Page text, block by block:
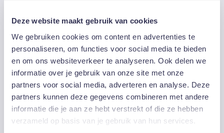
Deze website maakt gebruik van cookies
We gebruiken cookies om content en advertenties te
personaliseren, om functies voor social media te bieden
en om ons websiteverkeer te analyseren. Ook delen we
informatie over je gebruik van onze site met onze
partners voor social media, adverteren en analyse. Deze
partners kunnen deze gegevens combineren met andere
informatie die je aan ze hebt verstrekt of die ze hebben
verzameld op basis van je gebruik van hun services.